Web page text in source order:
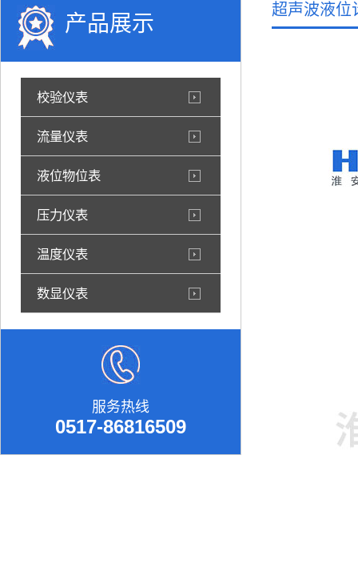
产品展示
校验仪表
流量仪表
液位物位表
压力仪表
温度仪表
数显仪表
服务热线
0517-86816509
超声波液位